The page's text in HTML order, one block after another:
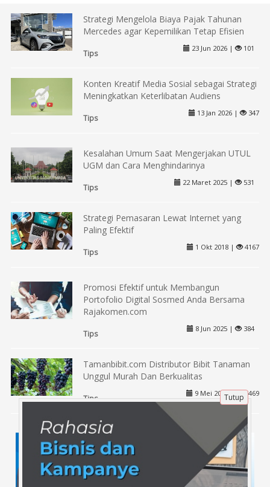
Strategi Mengelola Biaya Pajak Tahunan
Mercedes agar Kepemilikan Tetap Efisien
Tips
23 Jun 2026 | 101
Konten Kreatif Media Sosial sebagai Strategi
Meningkatkan Keterlibatan Audiens
Tips
13 Jan 2026 | 347
Kesalahan Umum Saat Mengerjakan UTUL
UGM dan Cara Menghindarinya
Tips
22 Maret 2025 | 531
Strategi Pemasaran Lewat Internet yang
Paling Efektif
Tips
1 Okt 2018 | 4167
Promosi Efektif untuk Membangun
Portofolio Digital Sosmed Anda Bersama
Rajakomen.com
Tips
8 Jun 2025 | 384
Tamanbibit.com Distributor Bibit Tanaman
Unggul Murah Dan Berkualitas
Tips
9 Mei 2019 | 3469
Tutup